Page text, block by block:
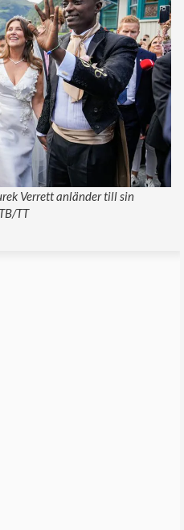
Verrett anländer till sin
TT